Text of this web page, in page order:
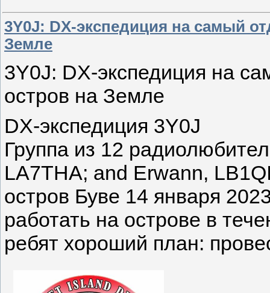
3Y0J: DX-экспедиция на самый
Земле
3Y0J: DX-экспедиция на
остров на Земле
DX-экспедиция 3Y0J
Группа из 12
LA7THA; and Erwann,
остров Буве 14 января
работать на острове в
ребят хороший план: